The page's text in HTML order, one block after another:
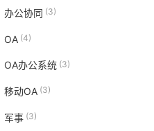
办公协同 (3)
OA (4)
OA办公系统(3)
移动OA (3)
军事 (3)